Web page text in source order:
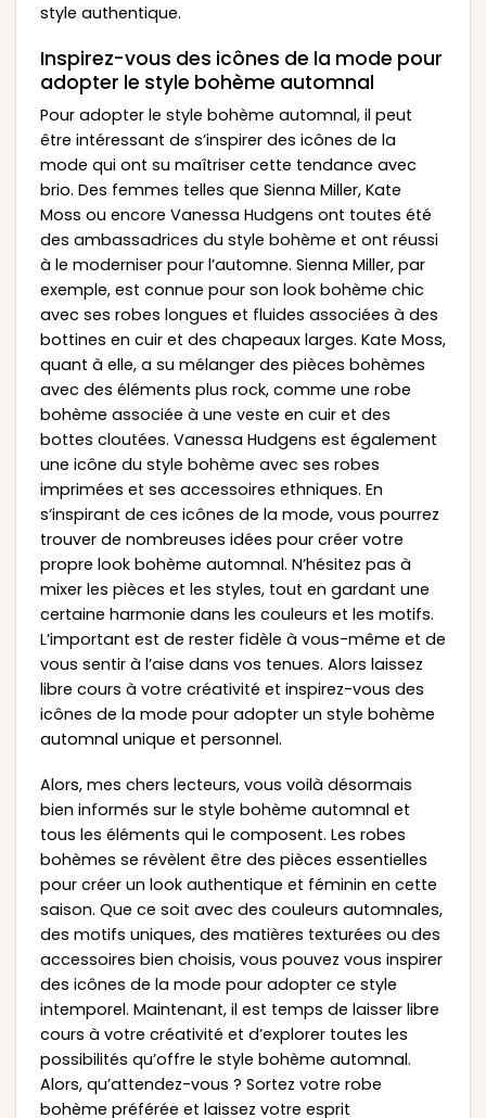
style authentique.
Inspirez-vous des icônes de la mode pour
adopter le style bohème automnal
Pour adopter le style bohème automnal, il peut
être intéressant de s’inspirer des icônes de la
mode qui ont su maîtriser cette tendance avec
brio. Des femmes telles que Sienna Miller, Kate
Moss ou encore Vanessa Hudgens ont toutes été
des ambassadrices du style bohème et ont réussi
à le moderniser pour l’automne. Sienna Miller, par
exemple, est connue pour son look bohème chic
avec ses robes longues et fluides associées à des
bottines en cuir et des chapeaux larges. Kate Moss,
quant à elle, a su mélanger des pièces bohèmes
avec des éléments plus rock, comme une robe
bohème associée à une veste en cuir et des
bottes cloutées. Vanessa Hudgens est également
une icône du style bohème avec ses robes
imprimées et ses accessoires ethniques. En
s’inspirant de ces icônes de la mode, vous pourrez
trouver de nombreuses idées pour créer votre
propre look bohème automnal. N’hésitez pas à
mixer les pièces et les styles, tout en gardant une
certaine harmonie dans les couleurs et les motifs.
L’important est de rester fidèle à vous-même et de
vous sentir à l’aise dans vos tenues. Alors laissez
libre cours à votre créativité et inspirez-vous des
icônes de la mode pour adopter un style bohème
automnal unique et personnel.
Alors, mes chers lecteurs, vous voilà désormais
bien informés sur le style bohème automnal et
tous les éléments qui le composent. Les robes
bohèmes se révèlent être des pièces essentielles
pour créer un look authentique et féminin en cette
saison. Que ce soit avec des couleurs automnales,
des motifs uniques, des matières texturées ou des
accessoires bien choisis, vous pouvez vous inspirer
des icônes de la mode pour adopter ce style
intemporel. Maintenant, il est temps de laisser libre
cours à votre créativité et d’explorer toutes les
possibilités qu’offre le style bohème automnal.
Alors, qu’attendez-vous ? Sortez votre robe
bohème préférée et laissez votre esprit